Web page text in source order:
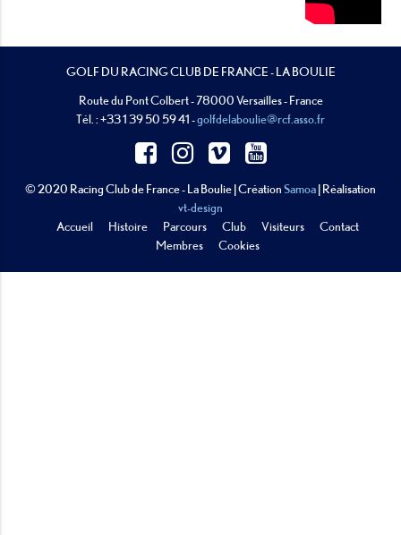
GOLF DU RACING CLUB DE FRANCE - LA BOULIE
Route du Pont Colbert - 78000 Versailles - France
Tél. : +33 1 39 50 59 41 -golfdelaboulie@rcf.asso.fr
© 2020 Racing Club de France - La Boulie | CréationSamoa| Réalisation
vt-design
Accueil
Histoire Parcours Club Visiteurs
Contact
Membres
Cookies